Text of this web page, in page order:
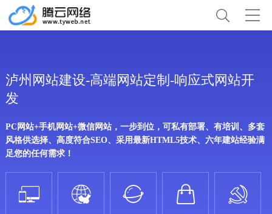
泸州网站建设-高端网站定制-响应式网站开
发
PC网站+手机网站+微信网站，一步到位，可私有部署、有培训、多套
风格供选择、高度符合SEO、采用最新HTML5技术、六年建站经验满
足您的任何需求！
    